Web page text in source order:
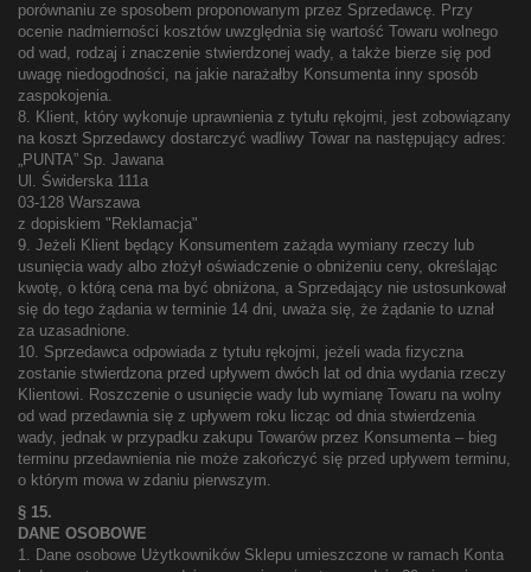
porównaniu ze sposobem proponowanym przez Sprzedawcę. Przy
ocenie nadmierności kosztów uwzględnia się wartość Towaru wolnego
od wad, rodzaj i znaczenie stwierdzonej wady, a także bierze się pod
uwagę niedogodności, na jakie narażałby Konsumenta inny sposób
zaspokojenia.
8. Klient, który wykonuje uprawnienia z tytułu rękojmi, jest zobowiązany
na koszt Sprzedawcy dostarczyć wadliwy Towar na następujący adres:
„PUNTA” Sp. Jawana
Ul. Świderska 111a
03-128 Warszawa
z dopiskiem "Reklamacja"
9. Jeżeli Klient będący Konsumentem zażąda wymiany rzeczy lub
usunięcia wady albo złożył oświadczenie o obniżeniu ceny, określając
kwotę, o którą cena ma być obniżona, a Sprzedający nie ustosunkował
się do tego żądania w terminie 14 dni, uważa się, że żądanie to uznał
za uzasadnione.
10. Sprzedawca odpowiada z tytułu rękojmi, jeżeli wada fizyczna
zostanie stwierdzona przed upływem dwóch lat od dnia wydania rzeczy
Klientowi. Roszczenie o usunięcie wady lub wymianę Towaru na wolny
od wad przedawnia się z upływem roku licząc od dnia stwierdzenia
wady, jednak w przypadku zakupu Towarów przez Konsumenta – bieg
terminu przedawnienia nie może zakończyć się przed upływem terminu,
o którym mowa w zdaniu pierwszym.
§ 15.
DANE OSOBOWE
1. Dane osobowe Użytkowników Sklepu umieszczone w ramach Konta